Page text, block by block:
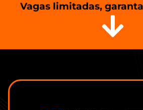
Vagas limitadas,